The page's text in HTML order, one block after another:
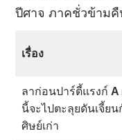
ปีศาจ ภาคชั่วข้าม
เรื่อง
ลาก่อนปาร์ตี้แรงก์ A
นี้จะไปตะลุยดันเจี้ยน
ศิษย์เก่า